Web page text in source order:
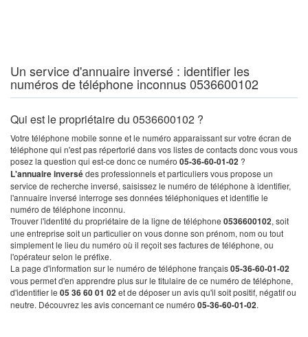
Un service d'annuaire inversé : identifier les
numéros de téléphone inconnus 0536600102
Qui est le propriétaire du 0536600102 ?
Votre téléphone mobile sonne et le numéro apparaissant sur votre écran de
téléphone qui n'est pas répertorié dans vos listes de contacts donc vous vous
posez la question qui est-ce donc ce numéro 05-36-60-01-02 ?
L'annuaire inversédes professionnels et particuliers vous propose un
service de recherche inversé, saisissez le numéro de téléphone à identifier,
l'annuaire inversé interroge ses données téléphoniques et identifie le
numéro de téléphone inconnu.
Trouver l'identité du propriétaire de la ligne de téléphone 0536600102, soit
une entreprise soit un particulier on vous donne son prénom, nom ou tout
simplement le lieu du numéro où il reçoit ses factures de téléphone, ou
l'opérateur selon le préfixe.
La page d'information sur le numéro de téléphone français05-36-60-01-02
vous permet d'en apprendre plus sur le titulaire de ce numéro de téléphone,
d'identifier le 05 36 60 01 02et de déposer un avis qu'il soit positif, négatif ou
neutre. Découvrez les avis concernant ce numéro 05-36-60-01-02.